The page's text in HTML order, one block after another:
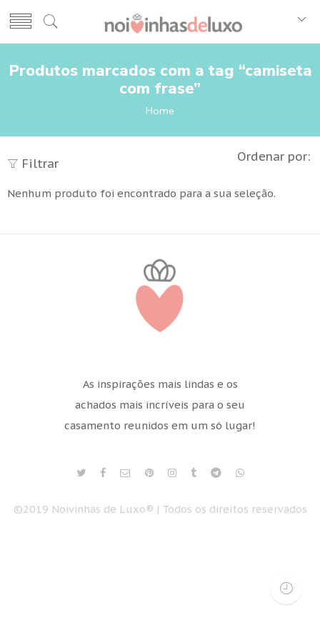
Produtos marcados com a tag “camiseta
com frase”
Home
Filtrar Ordenar por:
Nenhum produto foi encontrado para a sua seleção.
As inspirações mais lindas e os
achados mais incríveis para o seu
casamento reunidos em um só lugar!
©2019 Noivinhas de Luxo® | Todos os direitos reservados